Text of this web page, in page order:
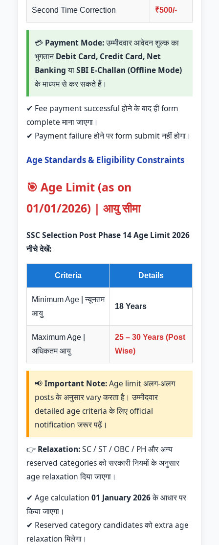
Second Time Correction ₹500/-
💳 Payment Mode:उम्मीदवार आवेदन शुल्क का
भुगतानDebit Card, Credit Card, Net
BankingयाSBI E-Challan (Offline Mode)
के माध्यम से कर सकते हैं।
✔ Fee payment successful होने के बाद ही form
complete माना जाएगा।
✔ Payment failure होने पर form submit नहीं होगा।
Age Standards & Eligibility Constraints
🎯 Age Limit (as on
01/01/2026) | आयु सीमा
SSC Selection Post Phase 14 Age Limit 2026
नीचे देखें:
Criteria Details
Minimum Age | न्यूनतम
आयु
18 Years
Maximum Age |
अधिकतम आयु
25 – 30 Years (Post
Wise)
📢Important Note:Age limit अलग-अलग
posts के अनुसार vary करता है। उम्मीदवार
detailed age criteria के लिए official
notification जरूर पढ़ें।
👉 Relaxation:SC / ST / OBC / PH और अन्य
reserved categories को सरकारी नियमों के अनुसार
age relaxation दिया जाएगा।
✔ Age calculation 01 January 2026के आधार पर
किया जाएगा।
✔ Reserved category candidates को extra age
relaxation मिलेगा।